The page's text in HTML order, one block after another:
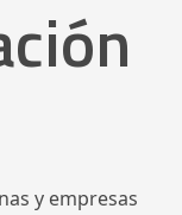
y empresas